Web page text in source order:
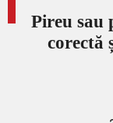
Pireu sau
corectă